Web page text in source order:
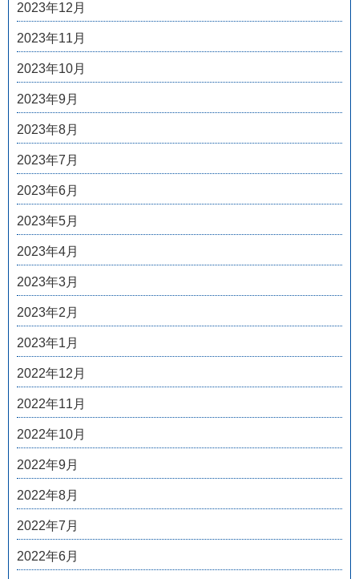
2023年12月
2023年11月
2023年10月
2023年9月
2023年8月
2023年7月
2023年6月
2023年5月
2023年4月
2023年3月
2023年2月
2023年1月
2022年12月
2022年11月
2022年10月
2022年9月
2022年8月
2022年7月
2022年6月